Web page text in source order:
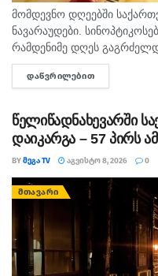
მომდევნო დღეებში
ნავარაუდები.
რამდენიმე დღეს
ტემპერატურა 40 გრადუსს
თვეში შესაძლოა 35-40
ᲓᲐᲬᲕᲠᲘᲚᲔᲑᲘᲗ
წელიწადნახევარში
დაიკარგა – 57 პირს
BYᲛᲔᲒᲐ TV ᲐᲒᲕᲘᲡᲢᲝ 8, 2026 0
ᲛᲗᲐᲕᲐᲠᲘ